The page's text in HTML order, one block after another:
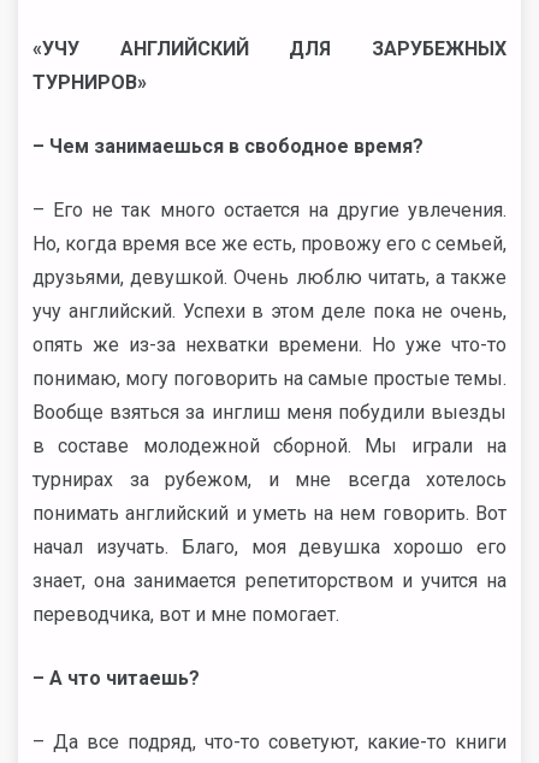
«УЧУ АНГЛИЙСКИЙ ДЛЯ ЗАРУБЕЖНЫХ
ТУРНИРОВ»
– Чем занимаешься в свободное время?
– Его не так много остается на другие увлечения.
Но, когда время все же есть, провожу его с семьей,
друзьями, девушкой. Очень люблю читать, а также
учу английский. Успехи в этом деле пока не очень,
опять же из-за нехватки времени. Но уже что-то
понимаю, могу поговорить на самые простые темы.
Вообще взяться за инглиш меня побудили выезды
в составе молодежной сборной. Мы играли на
турнирах за рубежом, и мне всегда хотелось
понимать английский и уметь на нем говорить. Вот
начал изучать. Благо, моя девушка хорошо его
знает, она занимается репетиторством и учится на
переводчика, вот и мне помогает.
– А что читаешь?
– Да все подряд, что-то советуют, какие-то книги